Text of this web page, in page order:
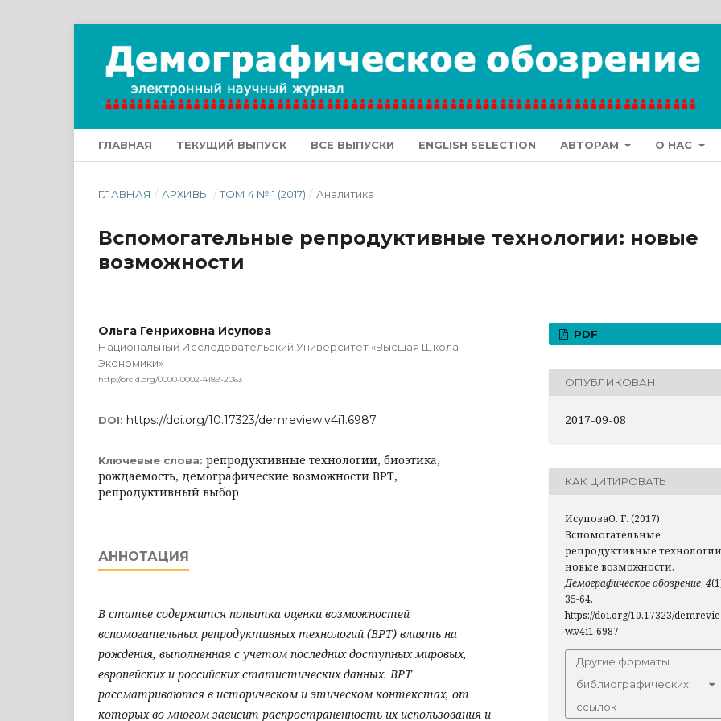
ГЛАВНАЯ ТЕКУЩИЙ ВЫПУСК ВСЕ ВЫПУСКИ ENGLISH SELECTION АВТОРАМ О НАС
ГЛАВНАЯ / АРХИВЫ / ТОМ 4 № 1 (2017) / Аналитика
Вспомогательные репродуктивные технологии: новые
возможности
Ольга Генриховна Исупова
Национальный Исследовательский Университет «Высшая Школа
Экономики»
http://orcid.org/0000-0002-4189-2063
DOI: https://doi.org/10.17323/demreview.v4i1.6987
Ключевые слова: репродуктивные технологии, биоэтика,
рождаемость, демографические возможности ВРТ,
репродуктивный выбор
АННОТАЦИЯ
В статье содержится попытка оценки возможностей
вспомогательных репродуктивных технологий (ВРТ) влиять на
рождения, выполненная с учетом последних доступных мировых,
европейских и российских статистических данных. ВРТ
рассматриваются в историческом и этическом контекстах, от
которых во многом зависит распространенность их использования и
PDF
ОПУБЛИКОВАН
2017-09-08
КАК ЦИТИРОВАТЬ
ИсуповаО. Г. (2017).
Вспомогательные
репродуктивные
новые возможности.
Демографическое обозрение, 4
35-64.
https://doi.org/10.17323/demrevie
w.v4i1.6987
Другие форматы
библиографических
ссылок